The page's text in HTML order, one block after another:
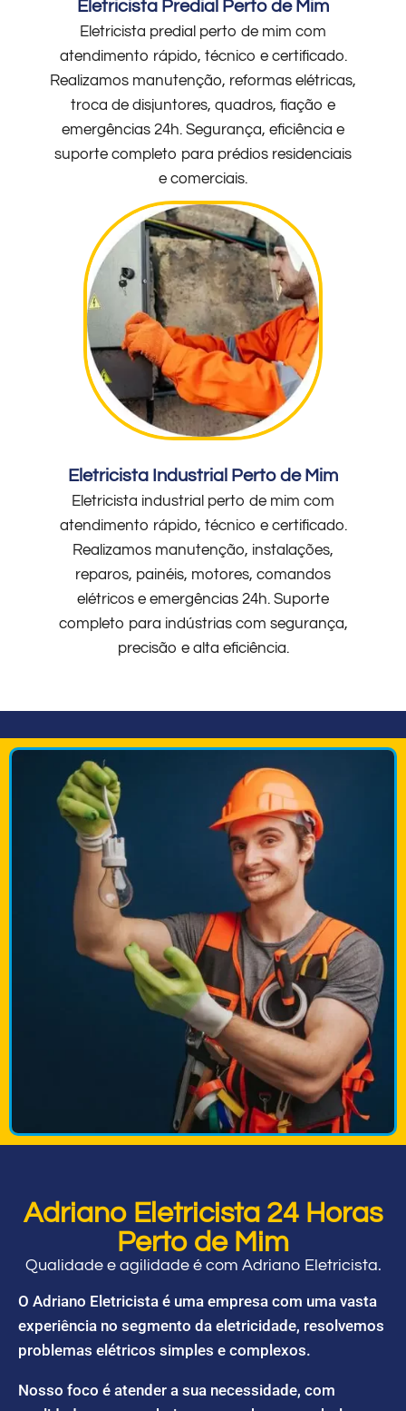
Eletricista Predial Perto de Mim
Eletricista predial perto de mim com
atendimento rápido, técnico e certificado.
Realizamos manutenção, reformas elétricas,
troca de disjuntores, quadros, fiação e
emergências 24h. Segurança, eficiência e
suporte completo para prédios residenciais
e comerciais.
Eletricista Industrial Perto de Mim
Eletricista industrial perto de mim com
atendimento rápido, técnico e certificado.
Realizamos manutenção, instalações,
reparos, painéis, motores, comandos
elétricos e emergências 24h. Suporte
completo para indústrias com segurança,
precisão e alta eficiência.
Adriano Eletricista 24 Horas
Perto de Mim
Qualidade e agilidade é com Adriano Eletricista.
O Adriano Eletricista é uma empresa com uma vasta
experiência no segmento da eletricidade, resolvemos
problemas elétricos simples e complexos.
Nosso foco é atender a sua necessidade, com